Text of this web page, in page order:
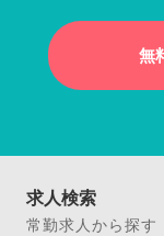
無
求人検索
常勤求人から探す